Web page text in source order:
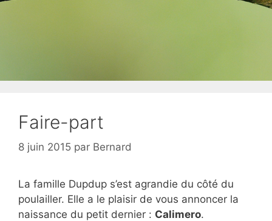
Faire-part
8 juin 2015 par Bernard
La famille Dupdup s’est agrandie du côté du
poulailler. Elle a le plaisir de vous annoncer la
naissance du petit dernier : Calimero.